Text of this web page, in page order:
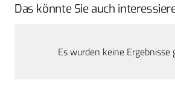
Das könnte Sie auch
Es wurden keine Ergebnisse